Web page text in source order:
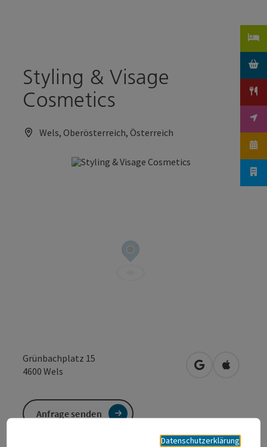
Styling & Visage
Cosmetics
Wels, Oberösterreich, Österreich
Grünbachplatz 15
4600 Wels in Googlein Apple
Anfrage senden
Datenschutzerklärung